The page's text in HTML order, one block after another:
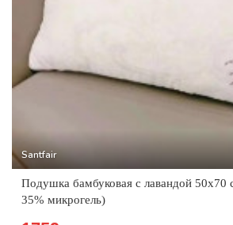
Santfair
Подушка бамбуковая с лавандой 50x70
35% микрогель)